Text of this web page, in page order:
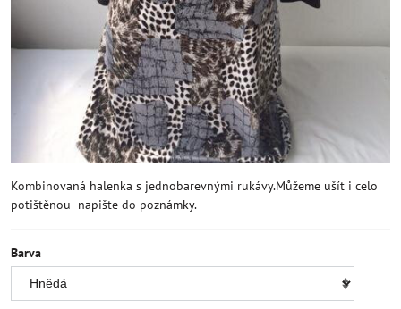
Kombinovaná halenka s jednobarevnými rukávy.Můžeme ušít i celo
potištěnou- napište do poznámky.
Barva